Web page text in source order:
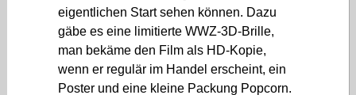
eigentlichen Start sehen können. Dazu
gäbe es eine limitierte WWZ-3D-Brille,
man bekäme den Film als HD-Kopie,
wenn er regulär im Handel erscheint, ein
Poster und eine kleine Packung Popcorn.